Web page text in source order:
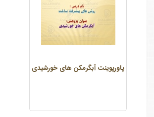
پاورپوینت آبگرمکن های خورشیدی